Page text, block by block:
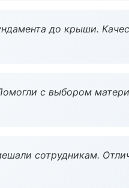
до крыши.
с выбором
сотрудникам.